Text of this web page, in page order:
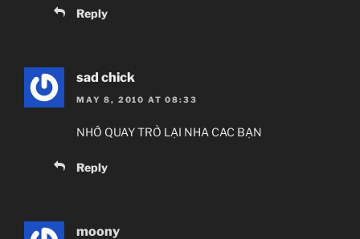
Reply
sad chick
MAY 8, 2010 AT 08:33
NHỚ QUAY TRỞ LẠI NHA CAC BẠN
Reply
moony